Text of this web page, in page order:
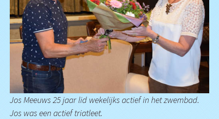
Jos Meeuws 25 jaar lid wekelijks actief in het zwembad.
Jos was een actief triatleet.